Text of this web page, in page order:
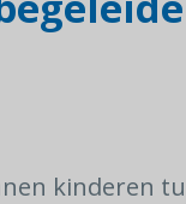
kinderen